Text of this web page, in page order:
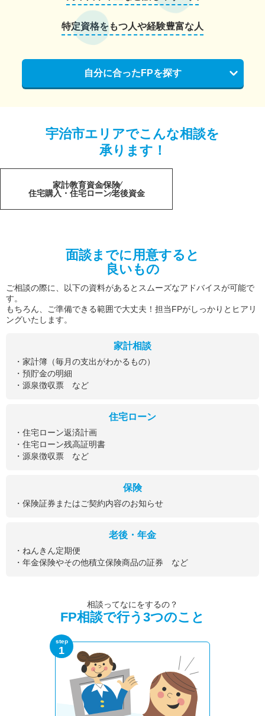
特定資格をもつ人や経験豊富な人
自分に合ったFPを探す
宇治市エリアでこんな相談を
承ります！
家計教育資金保険
住宅購入・住宅ローン老後資金
面談までに用意すると
良いもの
ご相談の際に、以下の資料があるとスムーズなアドバイスが可能で
す。
もちろん、ご準備できる範囲で大丈夫！担当FPがしっかりとヒアリ
ングいたします。
家計相談
・家計簿（毎月の支出がわかるもの）
・預貯金の明細
・源泉徴収票 など
住宅ローン
・住宅ローン返済計画
・住宅ローン残高証明書
・源泉徴収票 など
保険
・保険証券またはご契約内容のお知らせ
老後・年金
・ねんきん定期便
・年金保険やその他積立保険商品の証券 など
相談ってなにをするの？
FP相談で行う3つのこと
step
1